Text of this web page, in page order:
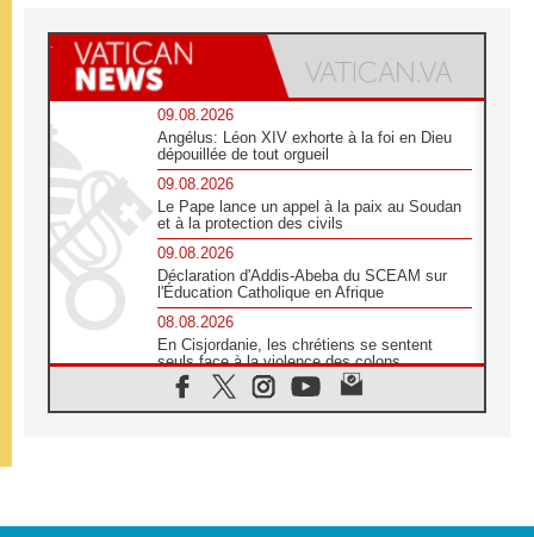
09.08.2026
Angélus: Léon XIV exhorte à la foi en Dieu
dépouillée de tout orgueil
09.08.2026
Le Pape lance un appel à la paix au Soudan
et à la protection des civils
09.08.2026
Déclaration d'Addis-Abeba du SCEAM sur
l'Éducation Catholique en Afrique
08.08.2026
En Cisjordanie, les chrétiens se sentent
seuls face à la violence des colons
08.08.2026
Léon XIV au sanctuaire de Notre Dame du
08.08.2026